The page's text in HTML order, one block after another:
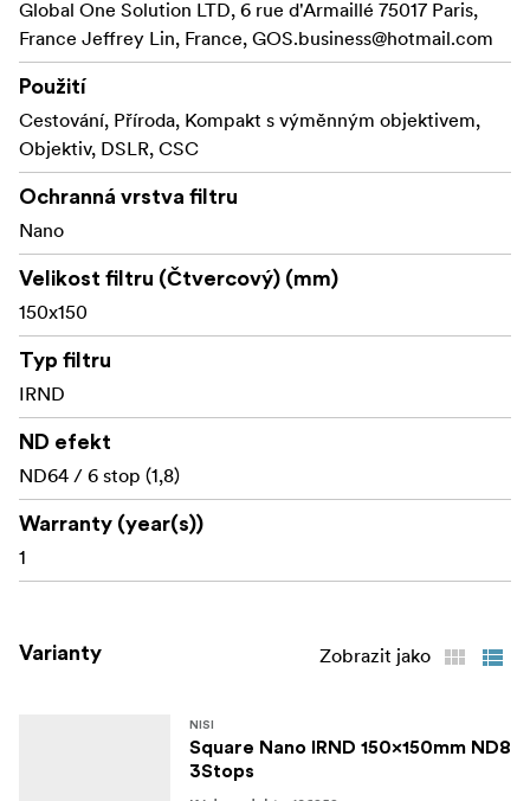
Global One Solution LTD, 6 rue d'Armaillé 75017 Paris,
France Jeffrey Lin, France, GOS.business@hotmail.com
Použití
Cestování, Příroda, Kompakt s výměnným objektivem,
Objektiv, DSLR, CSC
Ochranná vrstva filtru
Nano
Velikost filtru (Čtvercový) (mm)
150x150
Typ filtru
IRND
ND efekt
ND64 / 6 stop (1,8)
Warranty (year(s))
1
Varianty Zobrazit jako
NISI
Square Nano IRND 150x150mm ND8
3Stops